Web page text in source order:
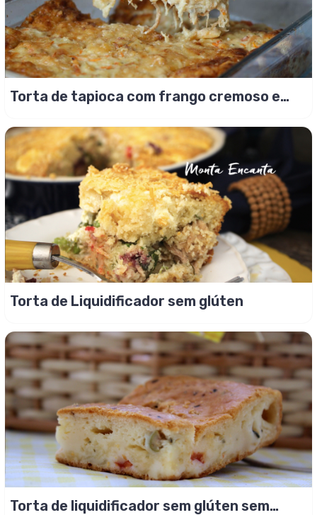
Torta de tapioca com frango cremoso e
Torta de Liquidificador sem glúten
Torta de liquidificador sem glúten sem